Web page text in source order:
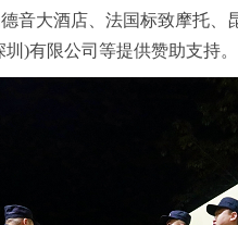
音大酒店、法国标致摩托、
)有限公司等提供赞助支持。